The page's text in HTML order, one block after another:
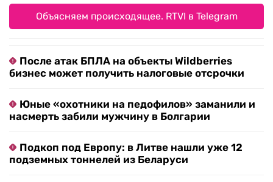
Объясняем происходящее. RTVI в Telegram
После атак БПЛА на объекты Wildberries
бизнес может получить налоговые отсрочки
Юные «охотники на педофилов» заманили и
насмерть забили мужчину в Болгарии
Подкоп под Европу: в Литве нашли уже 12
подземных тоннелей из Беларуси